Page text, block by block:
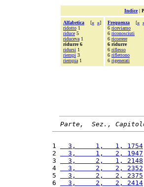
Indice|
Alfabetica [« »]
ridotto 1
riduce 5
riduceva 1
ridurre 6
ridursi 1
riempi 3
riempia 1
Frequenza [«
6 riceviamo
6 riconosciuti
6 ricorrere
6 ridurre
6 riflesso
6 riflettono
6 rigenerati
Parte,  Sez.,
1
  3,     1,   1, 1754
2
  3,     1,   2, 1947
3
  3,     2,   1, 2148
4
  3,     2,   2, 2352
5
  3,     2,   2, 2375
6
  3,     2,   2, 2414